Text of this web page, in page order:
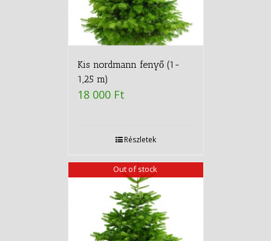
Kis nordmann fenyő (1-
1,25 m)
18 000 Ft
Részletek
Out of stock